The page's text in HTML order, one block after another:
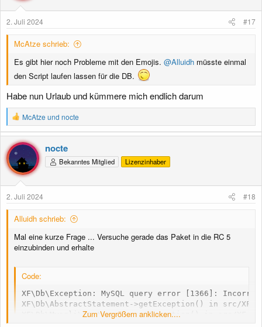
2. Juli 2024 #17
McAtze schrieb:
Es gibt hier noch Probleme mit den Emojis. @Alluidh müsste einmal
den Script laufen lassen für die DB.
Habe nun Urlaub und kümmere mich endlich darum
R
e
a
k
o
n
n
McAtze und nocte
nocte
Bekanntes Mitglied Lizenzinhaber
2. Juli 2024 #18
Alluidh schrieb:
Mal eine kurze Frage ... Versuche gerade das Paket in die RC 5
einzubinden und erhalte
Code:
XF\Db\Exception: MySQL query error [1366]:
XF\Db\AbstractStatement->getException() in src/XF/
XF\Db\Mysqli\Statement->getException() in src/XF/
Zum Vergrößern anklicken....